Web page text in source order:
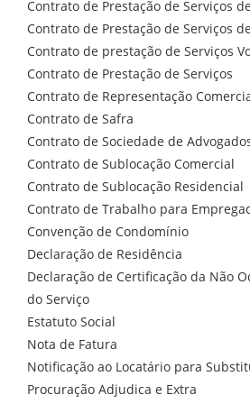
Contrato de Prestação de Serviços
Contrato de Prestação de Serviços
Contrato de prestação de Serviços
Contrato de Prestação de Serviços
Contrato de Representação
Contrato de Safra
Contrato de Sociedade de
Contrato de Sublocação Comercial
Contrato de Sublocação Residencial
Contrato de Trabalho para
Convenção de Condomínio
Declaração de Residência
Declaração de Certificação da Não
do Serviço
Estatuto Social
Nota de Fatura
Notificação ao Locatário para
Procuração Adjudica e Extra